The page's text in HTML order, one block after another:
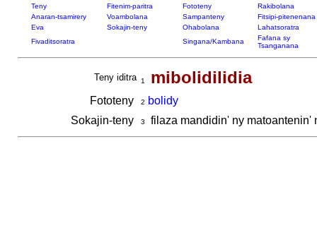
Teny Fitenim-paritra Fototeny
Rakibolana
Anaran-tsamirery
Voambolana Sampanteny
Fitsipi-pitenenana
Eva
Sokajin-teny Ohabolana
Lahatsoratra
Fivaditsoratra
Singana/Kambana
Fafana sy
Tsanganana
Teny iditra 1 mibolidilidia
Fototeny 2
bolidy
Sokajin-teny
3 filaza mandidin' ny matoantenin'